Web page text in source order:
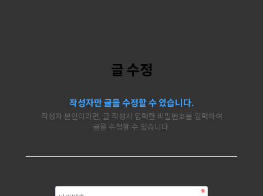
글 수정
작성자만 글을 수정할 수 있습니다.
작성자 본인이라면, 글 작성시 입력한 비밀번호를 입력하여
글을 수정할 수 있습니다.